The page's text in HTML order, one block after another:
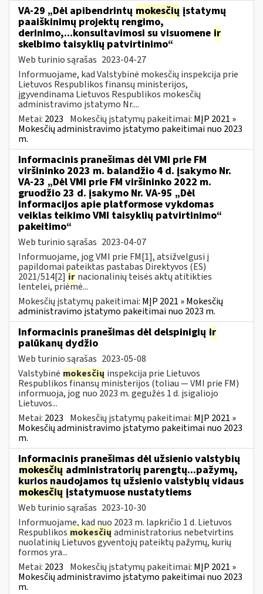
VA-29 „Dėl apibendrintų mokesčių įstatymų
paaiškinimų projektų rengimo,
derinimo,...konsultavimosi su visuomene ir
skelbimo taisyklių patvirtinimo“
Web turinio sąrašas 2023-04-27
Informuojame, kad Valstybinė mokesčių inspekcija prie
Lietuvos Respublikos finansų ministerijos,
įgyvendinama Lietuvos Respublikos mokesčių
administravimo įstatymo Nr....
Metai: 2023 Mokesčių įstatymų pakeitimai: MĮP 2021 »
Mokesčių administravimo įstatymo pakeitimai nuo 2023
m.
Informacinis pranešimas dėl VMI prie FM
viršininko 2023 m. balandžio 4 d. įsakymo Nr.
VA-23 „Dėl VMI prie FM viršininko 2022 m.
gruodžio 23 d. įsakymo Nr. VA-95 „Dėl
informacijos apie platformose vykdomas
veiklas teikimo VMI taisyklių patvirtinimo“
pakeitimo“
Web turinio sąrašas 2023-04-07
Informuojame, jog VMI prie FM[1], atsižvelgusi į
papildomai pateiktas pastabas Direktyvos (ES)
2021/514[2] ir nacionalinių teisės aktų atitikties
lentelei, priėmė...
Mokesčių įstatymų pakeitimai: MĮP 2021 » Mokesčių
administravimo įstatymo pakeitimai nuo 2023 m.
Informacinis pranešimas dėl delspinigių ir
palūkanų dydžio
Web turinio sąrašas 2023-05-08
Valstybinė mokesčių inspekcija prie Lietuvos
Respublikos finansų ministerijos (toliau — VMI prie FM)
informuoja, jog nuo 2023 m. gegužės 1 d. įsigaliojo
Lietuvos...
Metai: 2023 Mokesčių įstatymų pakeitimai: MĮP 2021 »
Mokesčių administravimo įstatymo pakeitimai nuo 2023
m.
Informacinis pranešimas dėl užsienio valstybių
mokesčių administratorių parengtų...pažymų,
kurios naudojamos tų užsienio valstybių vidaus
mokesčių įstatymuose nustatytiems
Web turinio sąrašas 2023-10-30
Informuojame, kad nuo 2023 m. lapkričio 1 d. Lietuvos
Respublikos mokesčių administratorius nebetvirtins
nuolatinių Lietuvos gyventojų pateiktų pažymų, kurių
formos yra...
Metai: 2023 Mokesčių įstatymų pakeitimai: MĮP 2021 »
Mokesčių administravimo įstatymo pakeitimai nuo 2023
m.